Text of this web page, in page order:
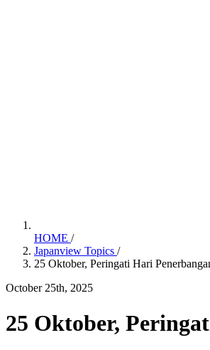
HOME /
Japanview Topics /
25 Oktober, Peringati Hari
October 25th, 2025
25 Oktober,